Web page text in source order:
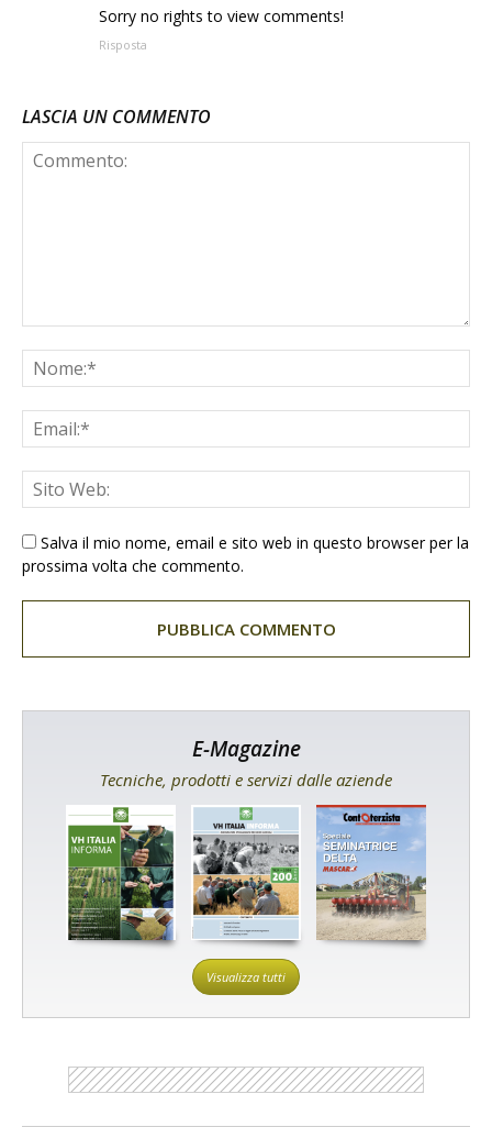
Sorry no rights to view comments!
Risposta
LASCIA UN COMMENTO
Salva il mio nome, email e sito web in questo browser per la
prossima volta che commento.
E-Magazine
Tecniche, prodotti e servizi dalle aziende
Visualizza tutti